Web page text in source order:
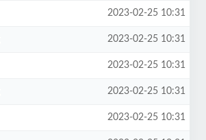
2023-02-25 10:31
2023-02-25 10:31
2023-02-25 10:31
2023-02-25 10:31
2023-02-25 10:31